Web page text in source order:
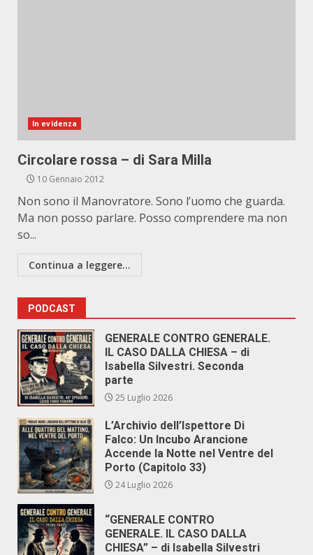
In evidenza
Circolare rossa – di Sara Milla
10 Gennaio 2012
Non sono il Manovratore. Sono l’uomo che guarda.
Ma non posso parlare. Posso comprendere ma non
so...
Continua a leggere...
PODCAST
GENERALE CONTRO GENERALE.
IL CASO DALLA CHIESA – di
Isabella Silvestri. Seconda
parte
25 Luglio 2026
L’Archivio dell’Ispettore Di
Falco: Un Incubo Arancione
Accende la Notte nel Ventre del
Porto (Capitolo 33)
24 Luglio 2026
“GENERALE CONTRO
GENERALE. IL CASO DALLA
CHIESA” – di Isabella Silvestri